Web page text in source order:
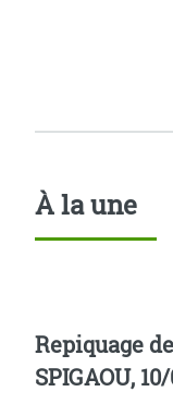
À la une
Repiquage
SPIGAOU,